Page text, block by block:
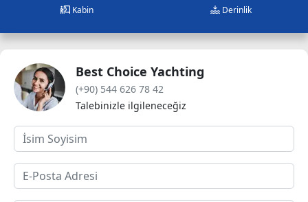
Kabin Derinlik
Best Choice Yachting
(+90) 544 626 78 42
Talebinizle ilgileneceğiz